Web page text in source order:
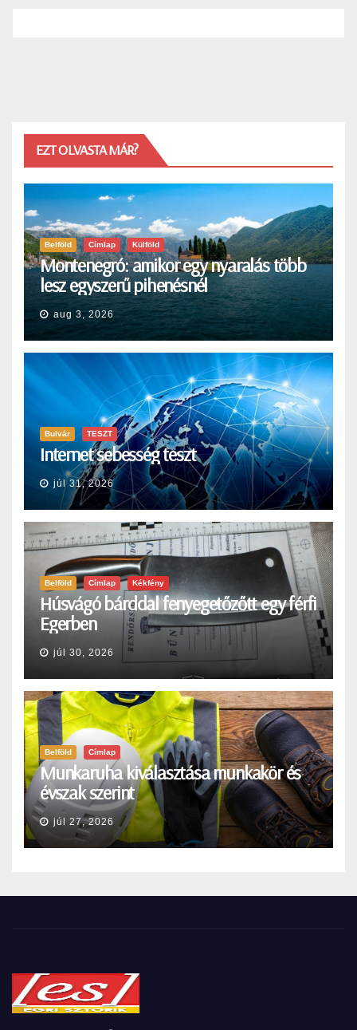
EZT OLVASTA MÁR?
Belföld Címlap Külföld
Montenegró: amikor egy nyaralás több
lesz egyszerű pihenésnél
aug 3, 2026
Bulvár TESZT
Internet sebesség teszt
júl 31, 2026
Belföld Címlap Kékfény
Húsvágó bárddal fenyegetőzőtt egy férfi
Egerben
júl 30, 2026
Belföld Címlap
Munkaruha kiválasztása munkakör és
évszak szerint
júl 27, 2026